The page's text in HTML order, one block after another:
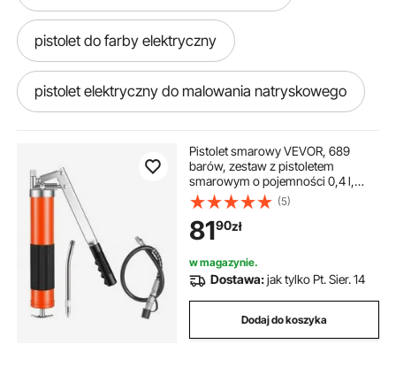
pistolet do farby elektryczny
pistolet elektryczny do malowania natryskowego
pistolet natryskowy elektryczny do malowania
pistolet elektryczny malowania
elektryczny pistolet do malowania
elektryczny pistolet
pistolet do malowania zestaw
Pistolet smarowy VEVOR, 689
barów, zestaw z pistoletem
smarowym o pojemności 0,4 l,
ręczny pistolet smarowy z
elastycznym wężem o długości
45,7 cm, 1 rurą przedłużającą i 1
ostrą dyszą do zastosowań w
motoryzacji i żegludze
(5)
8190zł
w magazynie.
Dostawa:jak tylko Pt. Sier. 14
Dodaj do koszyka